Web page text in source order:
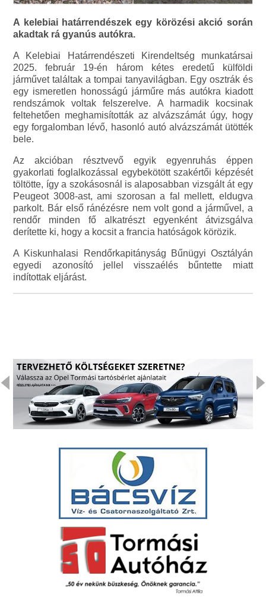
A kelebiai határrendészek egy körözési akció során
akadtak rá gyanús autókra.
A Kelebiai Határrendészeti Kirendeltség munkatársai
2025. február 19-én három kétes eredetű külföldi
járművet találtak a tompai tanyavilágban. Egy osztrák és
egy ismeretlen honosságú járműre más autókra kiadott
rendszámok voltak felszerelve. A harmadik kocsinak
feltehetően meghamisították az alvázszámát úgy, hogy
egy forgalomban lévő, hasonló autó alvázszámát ütötték
bele.
Az akcióban résztvevő egyik egyenruhás éppen
gyakorlati foglalkozással egybekötött szakértői képzését
töltötte, így a szokásosnál is alaposabban vizsgált át egy
Peugeot 3008-ast, ami szorosan a fal mellett, eldugva
parkolt. Bár első ránézésre nem volt gond a járművel, a
rendőr minden fő alkatrészt egyenként átvizsgálva
derítette ki, hogy a kocsit a francia hatóságok körözik.
A Kiskunhalasi Rendőrkapitányság Bűnügyi Osztályán
egyedi azonosító jellel visszaélés bűntette miatt
indítottak eljárást.